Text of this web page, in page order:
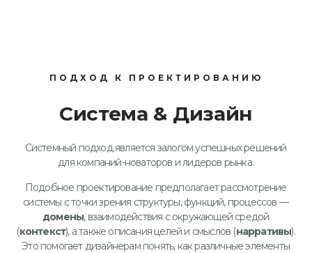
ПОДХОД К ПРОЕКТИРОВАНИЮ
Система & Дизайн
Системный подход является залогом успешных решений
для компаний-новаторов и лидеров рынка.
Подобное проектирование предполагает рассмотрение
системы с точки зрения структуры, функций, процессов —
домены, взаимодействия с окружающей средой
(контекст), а также описания целей и смыслов (нарративы).
Это помогает дизайнерам понять, как различные элементы